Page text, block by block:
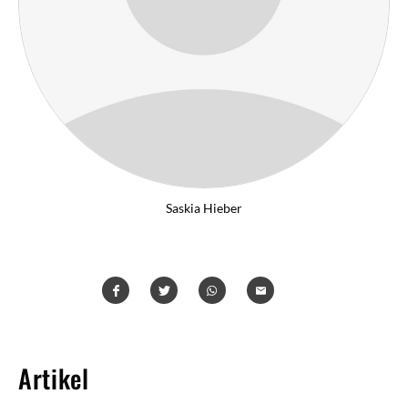
Saskia Hieber
Artikel